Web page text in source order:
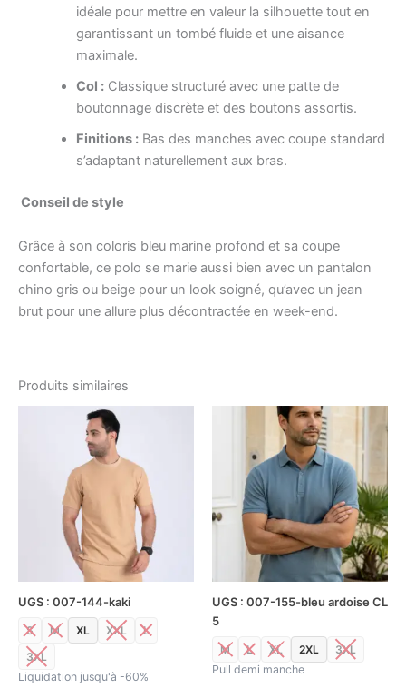
idéale pour mettre en valeur la silhouette tout en
garantissant un tombé fluide et une aisance
maximale.
Col :Classique structuré avec une patte de
boutonnage discrète et des boutons assortis.
Finitions :Bas des manches avec coupe standard
s’adaptant naturellement aux bras.
Conseil de style
Grâce à son coloris bleu marine profond et sa coupe
confortable, ce polo se marie aussi bien avec un pantalon
chino gris ou beige pour un look soigné, qu’avec un jean
brut pour une allure plus décontractée en week-end.
Produits similaires
UGS : 007-144-kaki
S M XL XXL
L
3XL
Liquidation jusqu'à -60%
prix
initial
était :
est :
variations.
choisies
UGS : 007-155-bleu ardoise CL
5
M L XL 2XL
3XL
Pull demi manche
Le
prix
initial
était :
د.ت87.00.
Le
prix
actuel
est :
Les